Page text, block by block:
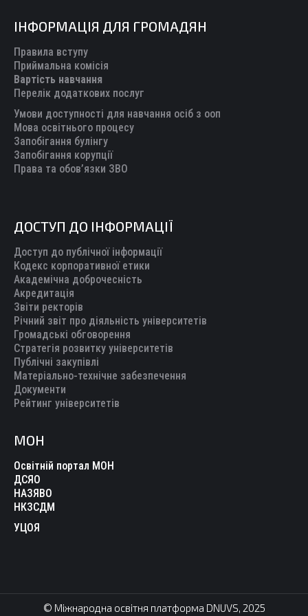
opens
in
new
window
opens
in
new
window
opens
in
new
window
opens
in
new
window
opens
new
ІНФОРМАЦІЯ ДЛЯ ГРОМАДЯН
Правила вступу
Приймальна комісія
Вартість навчання
Перелік додаткових послуг
Умови доступності для навчання осіб з ооп
Мова освітнього процесу
Запобігання булінгу
Запобігання корупції
Права та обов’язки ЗВО
ДОСТУП ДО ІНФОРМАЦІЇ
Доступ до публічної інформації
Кодекс корпоративної етики
Академічна доброчесність
Акредитація
Звіти ректорів
Річний звіт про діяльність університетів
Громадські обговорення
Стратегія розвитку університетів
Публічні закупівлі
Матеріально-технічне забезпечення
Документи
Рейтинг університетів
МОН
Освітній портал МОН
ДСЯО
НАЗЯВО
НКЗСДМ
УЦОЯ
© Міжнародна освітня платформа DNUVS, 2025